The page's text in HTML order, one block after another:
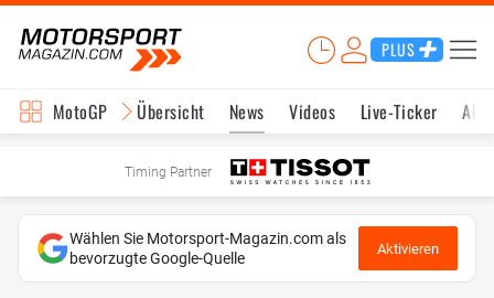
PLUS
MotoGP Übersicht News Videos Live-Ticker
Timing Partner
Wählen Sie Motorsport-Magazin.com als
bevorzugte Google-Quelle
Aktivieren